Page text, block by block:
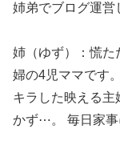
姉弟でブログ運営
姉（ゆず）：慌た
婦の4児ママです
キラした映える主
かず⋯。 毎日家事